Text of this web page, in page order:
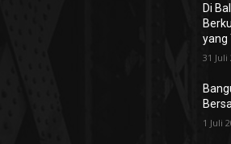
Di
yang
31 Juli
1 Juli